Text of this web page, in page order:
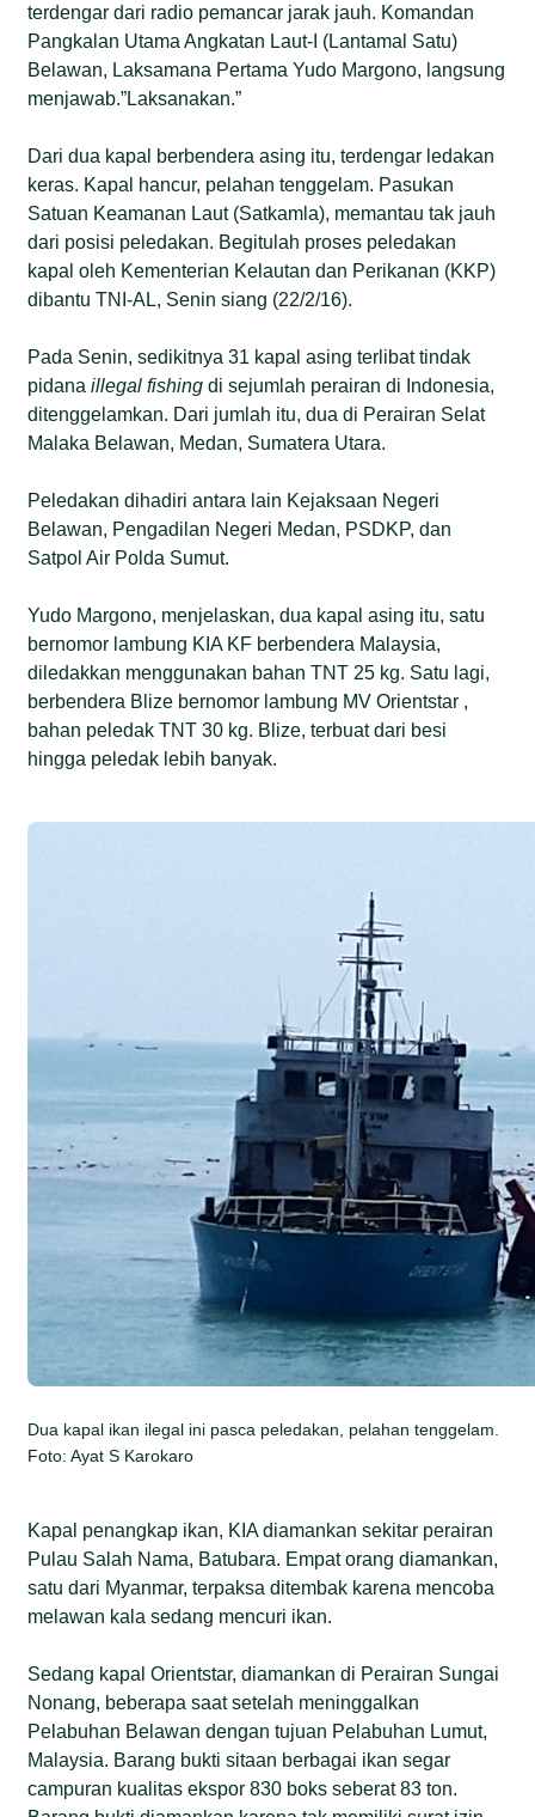
terdengar dari radio pemancar jarak jauh. Komandan
Pangkalan Utama Angkatan Laut-I (Lantamal Satu)
Belawan, Laksamana Pertama Yudo Margono, langsung
menjawab.”Laksanakan.”
Dari dua kapal berbendera asing itu, terdengar ledakan
keras. Kapal hancur, pelahan tenggelam. Pasukan
Satuan Keamanan Laut (Satkamla), memantau tak jauh
dari posisi peledakan. Begitulah proses peledakan
kapal oleh Kementerian Kelautan dan Perikanan (KKP)
dibantu TNI-AL, Senin siang (22/2/16).
Pada Senin, sedikitnya 31 kapal asing terlibat tindak
pidanaillegal fishingdi sejumlah perairan di Indonesia,
ditenggelamkan. Dari jumlah itu, dua di Perairan Selat
Malaka Belawan, Medan, Sumatera Utara.
Peledakan dihadiri antara lain Kejaksaan Negeri
Belawan, Pengadilan Negeri Medan, PSDKP, dan
Satpol Air Polda Sumut.
Yudo Margono, menjelaskan, dua kapal asing itu, satu
bernomor lambung KIA KF berbendera Malaysia,
diledakkan menggunakan bahan TNT 25 kg. Satu lagi,
berbendera Blize bernomor lambung MV Orientstar ,
bahan peledak TNT 30 kg. Blize, terbuat dari besi
hingga peledak lebih banyak.
Dua kapal ikan ilegal ini pasca peledakan, pelahan tenggelam.
Foto: Ayat S Karokaro
Kapal penangkap ikan, KIA diamankan sekitar perairan
Pulau Salah Nama, Batubara. Empat orang diamankan,
satu dari Myanmar, terpaksa ditembak karena mencoba
melawan kala sedang mencuri ikan.
Sedang kapal Orientstar, diamankan di Perairan Sungai
Nonang, beberapa saat setelah meninggalkan
Pelabuhan Belawan dengan tujuan Pelabuhan Lumut,
Malaysia. Barang bukti sitaan berbagai ikan segar
campuran kualitas ekspor 830 boks seberat 83 ton.